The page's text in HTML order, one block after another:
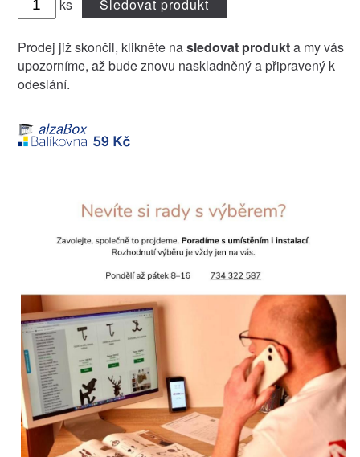
ks Sledovat produkt
Prodej již skončil, klikněte nasledovat produkta my vás
upozorníme, až bude znovu naskladněný a připravený k
odeslání.